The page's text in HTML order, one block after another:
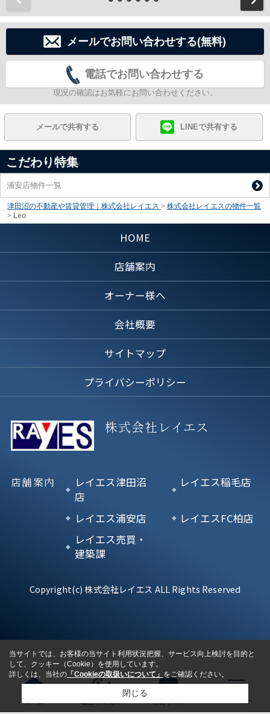
ホーム 最近みた物件 検討リスト
メールでお問い合わせする(無料)
電話でお問い合わせする
現況の確認はお気軽にお問い合わせください。
メールで共有する LINEで共有する
こだわり特集
浦安店物件一覧
津田沼の不動産や賃貸管理｜株式会社レイエス > 株式会社レイエスの物件一覧
> Leo
HOME
店舗案内
オーナー様へ
会社概要
サイトマップ
プライバシーポリシー
株式会社レイエス
店舗案内
レイエス津田沼
店
レイエス稲毛店
レイエス浦安店
レイエスFC柏店
レイエス売買・
建築課
Copyright(c) 株式会社レイエス ALL Rights Reserved
当サイトでは、お客様の当サイト利用状況把握、サービス向上検討を目的と
して、クッキー（Cookie）を使用しています。
詳しくは、当社の 「Cookieの取扱いについて」 をご確認ください。
閉じる